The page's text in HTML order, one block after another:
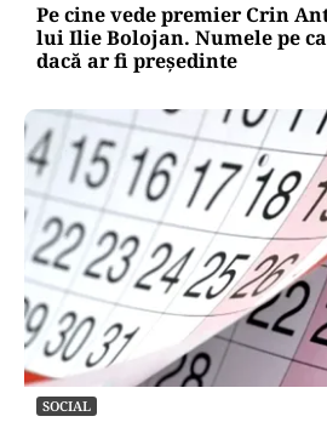
Pe cine vede premier Crin
lui Ilie Bolojan. Numele pe
dacă ar fi președinte
SOCIAL